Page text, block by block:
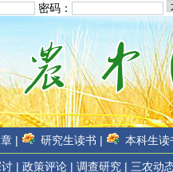
密码：
| 研究生读书 | 本科生读
| 政策评论 | 调查研究 | 三农动